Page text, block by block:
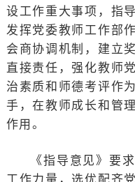
设工作重大事项，指
发挥党委教师工作部
会商协调机制，建立
直接责任，强化教师
治素质和师德考评作
手，在教师成长和管
作用。
《指导意见》要